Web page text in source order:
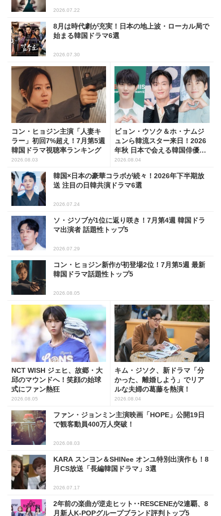
2026.07.22
8月は時代劇が充実！日本の地上波・ローカル局で
始まる韓国ドラマ6選
2026.07.30
コン・ヒョジン主演「人妻キ
ラー」初回7%超え！7月第5週
韓国ドラマ視聴率ランキング
2026.08.03
ビョン・ウソク＆ホ・ナムジ
ュンら韓流スター来日！2026
年秋 日本で会える韓国俳優10
人
2026.08.04
韓国×日本の豪華コラボが続々！2026年下半期放
送 注目の日韓共演ドラマ6選
2026.07.24
ソ・ジソブが1位に返り咲き！7月第4週 韓国ドラ
マ出演者 話題性トップ5
2026.07.29
コン・ヒョジン新作が初登場2位！7月第5週 最新
韓国ドラマ話題性トップ5
2026.08.05
NCT WISH ジェヒ、故郷・大
邱のマウンドへ！笑顔の始球
式にファン熱狂
2026.08.05
キム・ジソク、新ドラマ「分
かった、離婚しよう」でリア
ルな夫婦の葛藤を熱演！
2026.08.04
ファン・ジョンミン主演映画「HOPE」公開19日
で観客動員400万人突破！
2026.08.03
KARA スンヨン＆SHINee オンユ特別出演作も！8
月CS放送「長編韓国ドラマ」3選
2026.07.17
2年前の楽曲が逆走ヒット･･RESCENEが2連覇、8
月新人K-POPグループブランド評判トップ5